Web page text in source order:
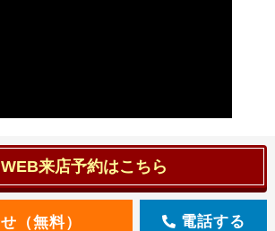
WEB来店予約はこちら
電話する